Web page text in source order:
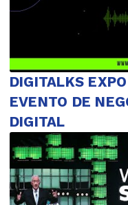
DIGITALKS
EVENTO DE
DIGITAL